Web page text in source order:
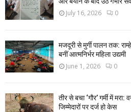
July 16, 2026 0
मजदूरी से मुर्गी पालन तक:
बनीं आत्मनिर्भर महिला उद्यमी
June 1, 2026 0
तीर से बचा ‘गौर’ गर्मी में
जिम्मेदारों पर दर्ज हो केस